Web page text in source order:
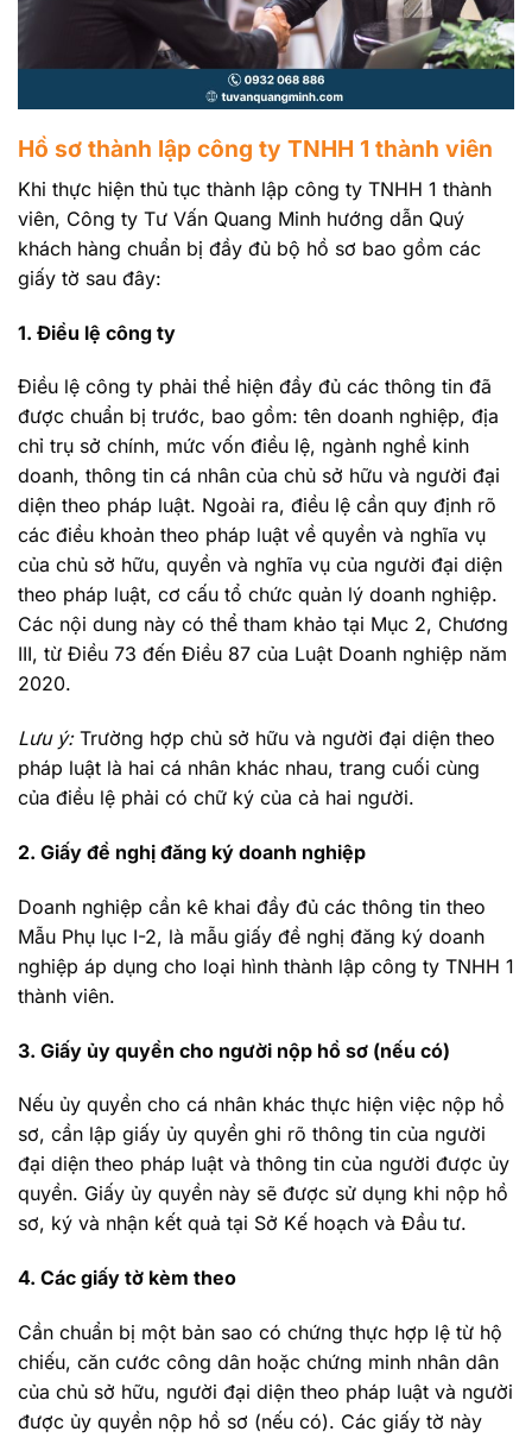
Hồ sơ thành lập công ty TNHH 1 thành viên
Khi thực hiện thủ tục thành lập công ty TNHH 1 thành
viên, Công ty Tư Vấn Quang Minh hướng dẫn Quý
khách hàng chuẩn bị đầy đủ bộ hồ sơ bao gồm các
giấy tờ sau đây:
1. Điều lệ công ty
Điều lệ công ty phải thể hiện đầy đủ các thông tin đã
được chuẩn bị trước, bao gồm: tên doanh nghiệp, địa
chỉ trụ sở chính, mức vốn điều lệ, ngành nghề kinh
doanh, thông tin cá nhân của chủ sở hữu và người đại
diện theo pháp luật. Ngoài ra, điều lệ cần quy định rõ
các điều khoản theo pháp luật về quyền và nghĩa vụ
của chủ sở hữu, quyền và nghĩa vụ của người đại diện
theo pháp luật, cơ cấu tổ chức quản lý doanh nghiệp.
Các nội dung này có thể tham khảo tại Mục 2, Chương
III, từ Điều 73 đến Điều 87 của Luật Doanh nghiệp năm
2020.
Lưu ý:Trường hợp chủ sở hữu và người đại diện theo
pháp luật là hai cá nhân khác nhau, trang cuối cùng
của điều lệ phải có chữ ký của cả hai người.
2. Giấy đề nghị đăng ký doanh nghiệp
Doanh nghiệp cần kê khai đầy đủ các thông tin theo
Mẫu Phụ lục I-2, là mẫu giấy đề nghị đăng ký doanh
nghiệp áp dụng cho loại hình thành lập công ty TNHH 1
thành viên.
3. Giấy ủy quyền cho người nộp hồ sơ (nếu có)
Nếu ủy quyền cho cá nhân khác thực hiện việc nộp hồ
sơ, cần lập giấy ủy quyền ghi rõ thông tin của người
đại diện theo pháp luật và thông tin của người được ủy
quyền. Giấy ủy quyền này sẽ được sử dụng khi nộp hồ
sơ, ký và nhận kết quả tại Sở Kế hoạch và Đầu tư.
4. Các giấy tờ kèm theo
Cần chuẩn bị một bản sao có chứng thực hợp lệ từ hộ
chiếu, căn cước công dân hoặc chứng minh nhân dân
của chủ sở hữu, người đại diện theo pháp luật và người
được ủy quyền nộp hồ sơ (nếu có). Các giấy tờ này